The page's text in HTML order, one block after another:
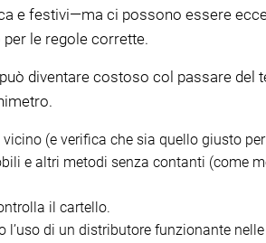
e festivi—ma ci possono essere
le regole corrette.
diventare costoso col passare del
(e verifica che sia quello giusto
e altri metodi senza contanti (come
il cartello.
di un distributore funzionante